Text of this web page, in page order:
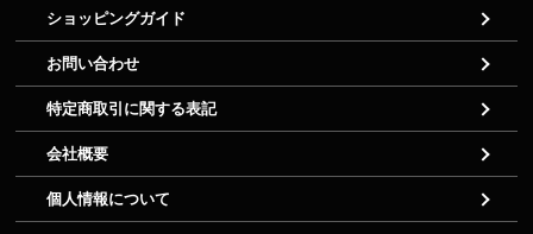
ショッピングガイド
お問い合わせ
特定商取引に関する表記
会社概要
個人情報について